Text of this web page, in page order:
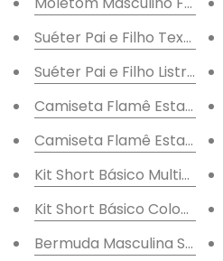
Suéter Pai e Filho
Suéter Pai e Filho Listras
Camiseta Flamê Estampa
Camiseta Flamê Estampa
Kit Short Básico Multicor
Kit Short Básico Colours
Bermuda Masculina Sarja